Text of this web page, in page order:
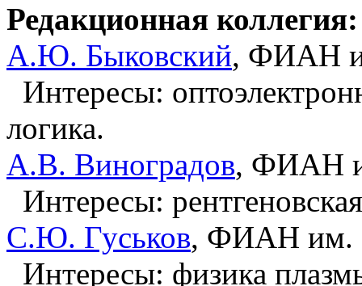
Редакционная коллегия:
А.Ю. Быковский, ФИАН
Интересы:
логика.
А.В. Виноградов, ФИАН
Интересы:
С.Ю. Гуськов, ФИАН им.
Интересы: физика